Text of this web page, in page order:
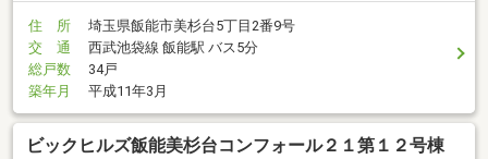
住 所
埼玉県飯能市美杉台5丁目2番9号
交 通
西武池袋線 飯能駅 バス5分
総戸数
34戸
築年月
平成11年3月
ビックヒルズ飯能美杉台コンフォール２１第１２号棟